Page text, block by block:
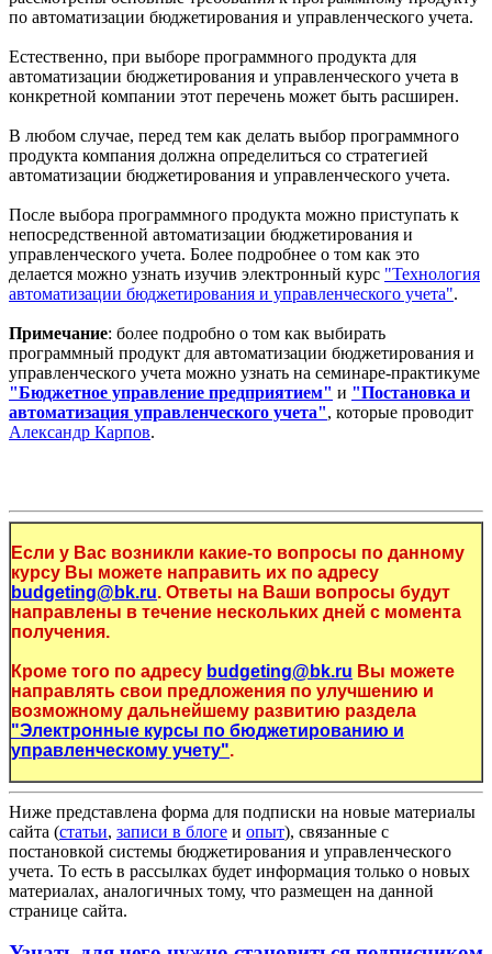
по автоматизации бюджетирования и управленческого учета.
Естественно, при выборе программного продукта для
автоматизации бюджетирования и управленческого учета в
конкретной компании этот перечень может быть расширен.
В любом случае, перед тем как делать выбор программного
продукта компания должна определиться со стратегией
автоматизации бюджетирования и управленческого учета.
После выбора программного продукта можно приступать к
непосредственной автоматизации бюджетирования и
управленческого учета. Более подробнее о том как это
делается можно узнать изучив электронный курс "Технология
автоматизации бюджетирования и управленческого учета".
Примечание: более подробно о том как выбирать
программный продукт для автоматизации бюджетирования и
управленческого учета можно узнать на семинаре-практикуме
"Бюджетное управление предприятием" и "Постановка и
автоматизация управленческого учета", которые проводит
Александр Карпов.
Если у Вас возникли какие-то вопросы по данному
курсу Вы можете направить их по адресу
budgeting@bk.ru. Ответы на Ваши вопросы будут
направлены в течение нескольких дней с момента
получения.
Кроме того по адресу budgeting@bk.ru Вы можете
направлять свои предложения по улучшению и
возможному дальнейшему развитию раздела
"Электронные курсы по бюджетированию и
управленческому учету".
Ниже представлена форма для подписки на новые материалы
сайта (статьи, записи в блоге и опыт), связанные с
постановкой системы бюджетирования и управленческого
учета. То есть в рассылках будет информация только о новых
материалах, аналогичных тому, что размещен на данной
странице сайта.